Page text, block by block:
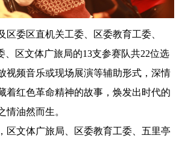
区委区直机关工委、区委教育工委、
、区文体广旅局的13支参赛队共22位选
视频音乐或现场展演等辅助形式，深情
着红色革命精神的故事，焕发出时代的
情油然而生。
区文体广旅局、区委教育工委、五里亭